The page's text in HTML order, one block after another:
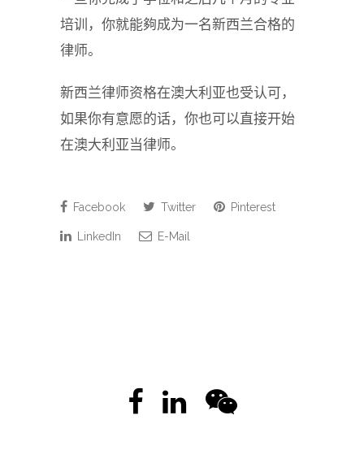
培训，你就能夠成为一名新西兰合格的
律师。
新西兰律师资格在澳大利亚也受认可，
如果你有意愿的话，你也可以直接开始
在澳大利亚当律师。
Facebook Twitter Pinterest
LinkedIn E-Mail